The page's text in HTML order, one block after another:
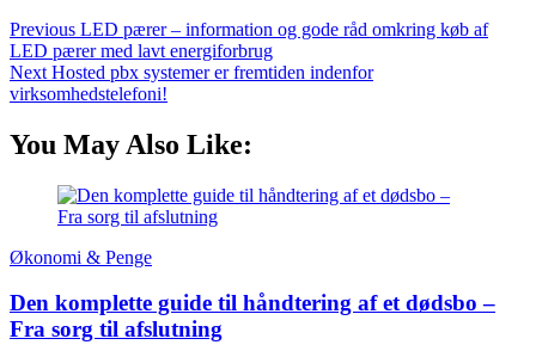
Previous LED pærer – information og gode råd omkring køb af
LED pærer med lavt energiforbrug
Next Hosted pbx systemer er fremtiden indenfor
virksomhedstelefoni!
You May Also Like:
Økonomi & Penge
Den komplette guide til håndtering af et dødsbo –
Fra sorg til afslutning